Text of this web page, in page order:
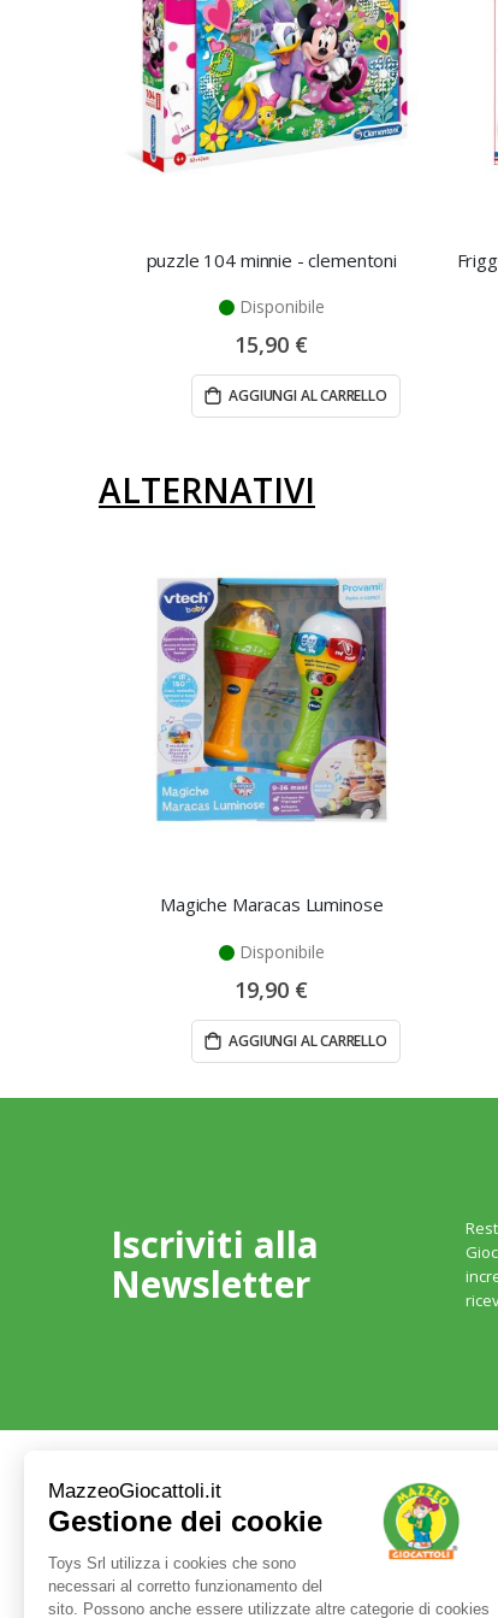
puzzle 104 minnie - clementoni
Disponibile
15,90 €
AGGIUNGI AL CARRELLO
ALTERNATIVI
Magiche Maracas Luminose
Disponibile
19,90 €
AGGIUNGI AL CARRELLO
Iscriviti alla
Newsletter